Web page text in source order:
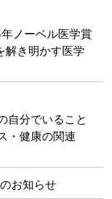
ノーベル医学賞
解き明かす医学
自分でいること
・健康の関連
お知らせ